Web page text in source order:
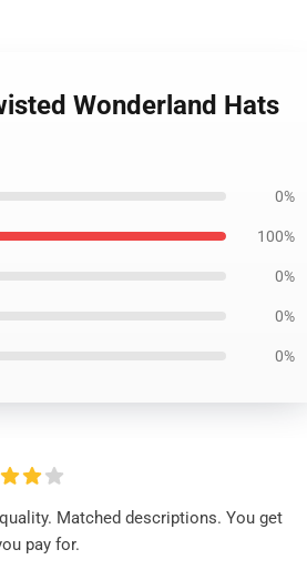
Wonderland Hats
0%
100%
0%
0%
0%
Matched descriptions. You get
pay for.